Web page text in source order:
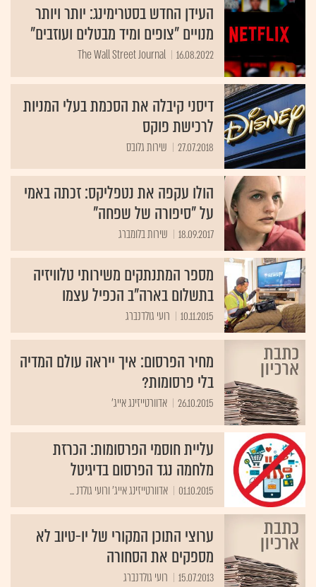
העידן החדש בסטרימינג: יותר ויותר
מנויים "צופים ומיד מבטלים ועוזבים"
16.08.2022
The Wall Street Journal
דיסני קיבלה את הסכמת בעלי המניות
לרכישת פוקס
27.07.2018 שירות גלובס
הולו עקפה את נטפליקס: זכתה באמי
על "סיפורה של שפחה"
18.09.2017 שירות בלומברג
מספר המתנתקים משירותי טלוויזיה
בתשלום בארה"ב הכפיל עצמו
10.11.2015 רועי גולדנברג
מחיר הפרסום: איך ייראה עולם המדיה
בלי פרסומות?
26.10.2015 אדוורטייזינג אייג'
עליית חוסמי הפרסומות: הכרזת
מלחמה נגד הפרסום בדיגיטל
01.10.2015 אדוורטייזינג אייג' ורועי גולדנ ...
ערוצי התוכן המקורי של יו-טיוב לא
מספקים את הסחורה
15.07.2013 רועי גולדנברג